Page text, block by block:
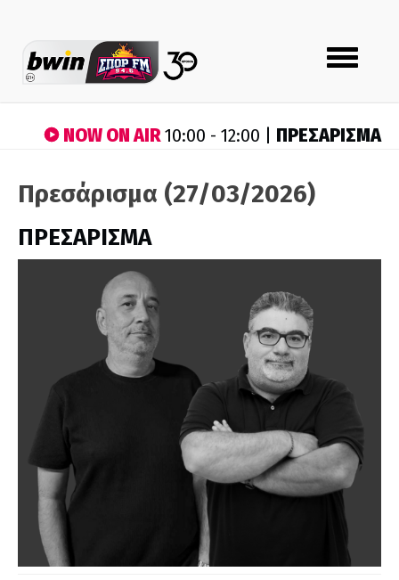
Toggle
navigation
NOW ON AIR10:00 - 12:00 | ΠΡΕΣΑΡΙΣΜΑ
Πρεσάρισμα (27/03/2026)
ΠΡΕΣΑΡΙΣΜΑ